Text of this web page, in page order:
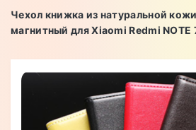
Чехол книжка из натуральной
магнитный для Xiaomi Redmi NOTE